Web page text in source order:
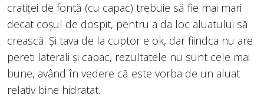
cratiței de fontă (cu capac) trebuie să fie mai mari
decat coșul de dospit, pentru a da loc aluatului să
crească. Și tava de la cuptor e ok, dar fiindca nu are
pereti laterali și capac, rezultatele nu sunt cele mai
bune, având în vedere că este vorba de un aluat
relativ bine hidratat.